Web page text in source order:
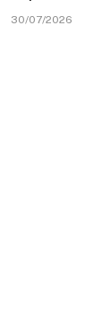
30/07/2026